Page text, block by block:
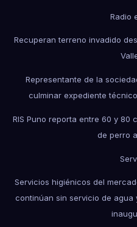
Radio
Recuperan terreno invadido
Representante de la
culminar expediente
RIS Puno reporta entre 60 y 80
de perro
Servicios higiénicos del
continúan sin servicio de